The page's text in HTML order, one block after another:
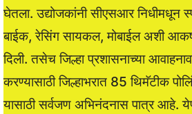
घेतला. उद्योजकांनी सीएसआर निधीमधून
बाईक, रेसिंग सायकल, मोबाईल अशी
दिली. तसेच जिल्हा प्रशासनाच्या
करण्यासाठी जिल्हाभरात 85 थिमॅटीक
यासाठी सर्वजण अभिनंदनास पात्र आहे.